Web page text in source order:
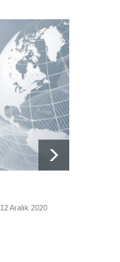
rejimi için
az maliyetli yol,
2026
12 Aralık 2020